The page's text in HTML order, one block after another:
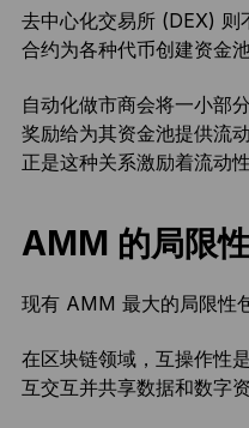
去中心化交易所 (DEX) 则
合约为各种代币创建资金
自动化做市商会将一小部
奖励给为其资金池提供流
正是这种关系激励着流动
AMM 的局限
现有 AMM 最大的局限性
在区块链领域，互操作性
互交互并共享数据和数字资